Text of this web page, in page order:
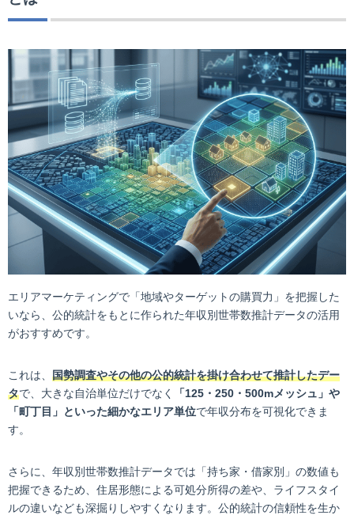
エリアマーケティングで「地域やターゲットの購買力」を把握した
いなら、公的統計をもとに作られた年収別世帯数推計データの活用
がおすすめです。
これは、 国勢調査やその他の公的統計を掛け合わせて推計したデー
タで、大きな自治単位だけでなく
「125・250・500mメッシュ」や
「町丁目」といった細かなエリア単位で年収分布を可視化できま
す。
さらに、年収別世帯数推計データでは「持ち家・借家別」の数値も
把握できるため、住居形態による可処分所得の差や、ライフスタイ
ルの違いなども深掘りしやすくなります。公的統計の信頼性を生か